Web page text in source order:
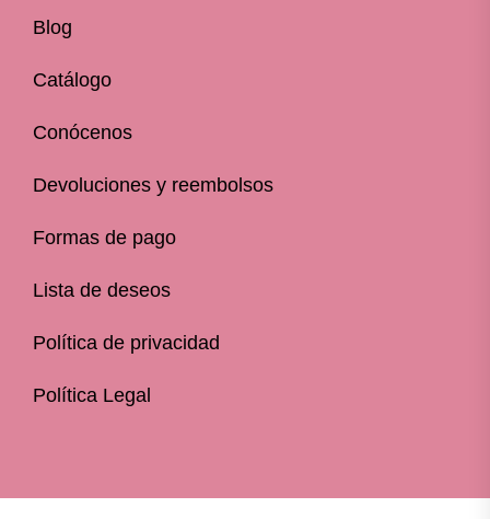
Blog
Catálogo
Conócenos
Devoluciones y reembolsos
Formas de pago
Lista de deseos
Política de privacidad
Política Legal